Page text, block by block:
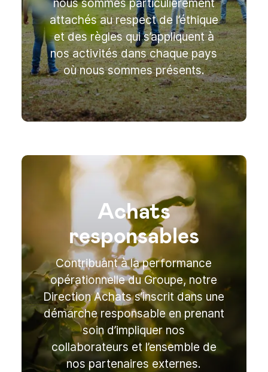
attachés au respect de l’éthique
et des règles qui s’appliquent à
nos activités dans chaque pays
où nous sommes présents.
Achats
responsables
Contribuant à la performance
opérationnelle du Groupe, notre
Direction Achats s’inscrit dans une
démarche responsable en prenant
soin d’impliquer nos
collaborateurs et l’ensemble de
nos partenaires externes.